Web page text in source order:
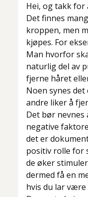
Hei, og takk for
Det finnes
kroppen, men
kjøpes. For
Man hvorfor
naturlig del av
fjerne håret
Noen synes
andre liker å
Det bør
negative
det er
positiv rolle for
de øker
dermed få en
hvis du lar være